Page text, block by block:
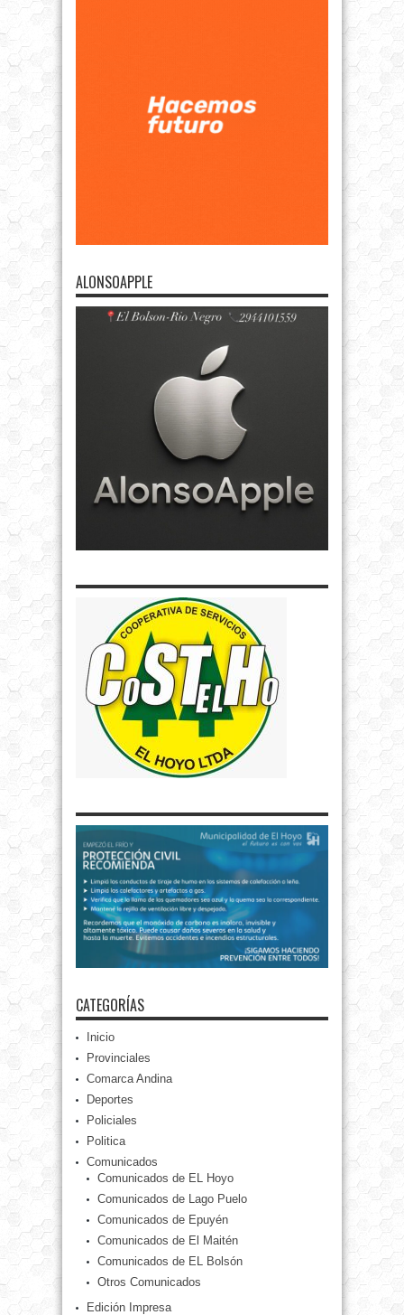
ALONSOAPPLE
CATEGORÍAS
Inicio
Provinciales
Comarca Andina
Deportes
Policiales
Politica
Comunicados
Comunicados de EL Hoyo
Comunicados de Lago Puelo
Comunicados de Epuyén
Comunicados de El Maitén
Comunicados de EL Bolsón
Otros Comunicados
Edición Impresa